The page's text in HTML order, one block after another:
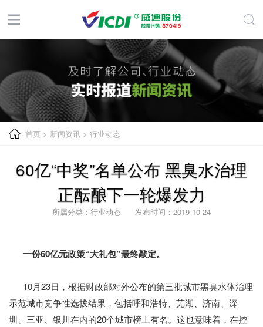
首页 > 新闻资讯 > 行业动态
60亿“中奖”名单公布 黑臭水治理
正酝酿下一轮爆发力
所属分类：行业动态 发布时间：2019-10-24
一份60亿元政策“大礼包”最终敲定。
10月23日，根据财政部对外公布的第三批城市黑臭水体治理
示范城市竞争性选拔结果，包括呼和浩特、芜湖、济南、深
圳、三亚、银川在内的20个城市榜上有名。这也意味着，在控